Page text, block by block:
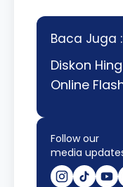
Baca Juga :
Diskon
Online
Follow our
media